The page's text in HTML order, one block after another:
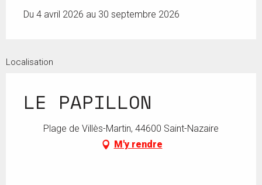
Du 4 avril 2026 au 30 septembre 2026
Localisation
LE PAPILLON
Plage de Villès-Martin, 44600 Saint-Nazaire
M'y rendre